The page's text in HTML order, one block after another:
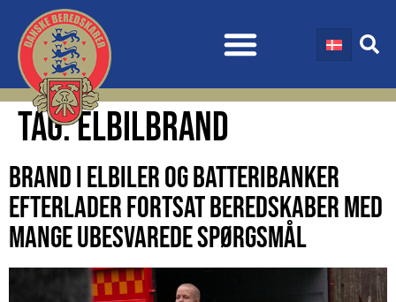
TAG:ELBILBRAND
BRAND I ELBILER OG BATTERIBANKER
EFTERLADER FORTSAT BEREDSKABER MED
MANGE UBESVAREDE SPØRGSMÅL